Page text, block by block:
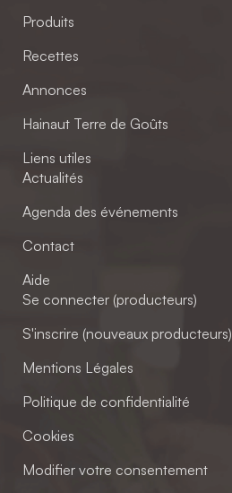
Produits
Recettes
Annonces
Hainaut Terre de Goûts
Liens utiles
Actualités
Agenda des événements
Contact
Aide
Se connecter (producteurs)
S'inscrire (nouveaux producteurs)
Mentions Légales
Politique de confidentialité
Cookies
Modifier votre consentement